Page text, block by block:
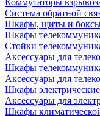
Коммутаторы
Система обратной
Шкафы, щиты и
Шкафы
Стойки
Аксессуары для
Шкафы
Аксессуары для
Шкафы электрические
Аксессуары для
Шкафы